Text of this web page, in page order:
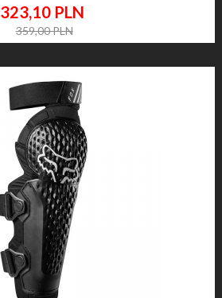
323,10 PLN
359,00 PLN